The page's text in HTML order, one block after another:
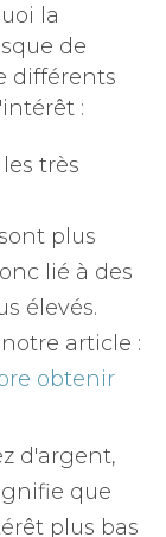
la
de
différents
:
très
plus
lié à des
élevés.
article :
obtenir
d'argent,
que
plus bas